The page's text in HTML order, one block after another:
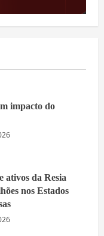
impacto do
ativos da Resia
nos Estados